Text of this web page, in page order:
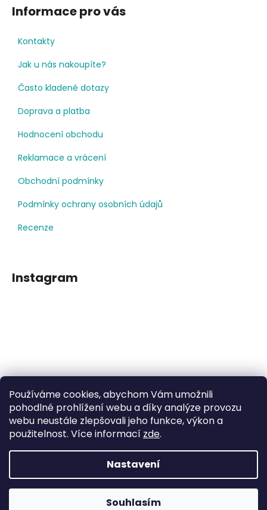
Používáme cookies, abychom Vám umožnili
pohodlné prohlížení webu a díky analýze provozu
webu neustále zlepšovali jeho funkce, výkon a
použitelnost. Více informací zde.
Nastavení
Souhlasím
Informace pro vás
Kontakty
Jak u nás nakoupíte?
Často kladené dotazy
Doprava a platba
Hodnocení obchodu
Reklamace a vrácení
Obchodní podmínky
Podmínky ochrany osobních údajů
Recenze
Instagram
Sledovat na Instagramu
Facebook
Vytvořil Shoptet